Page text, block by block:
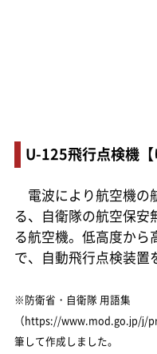
U-125飛行点検機【
電波により航空機の
る、自衛隊の航空保安
る航空機。低高度から
で、自動飛行点検装置
※防衛省・自衛隊 用語集
（https://www.mod.go.jp/j/
筆して作成しました。